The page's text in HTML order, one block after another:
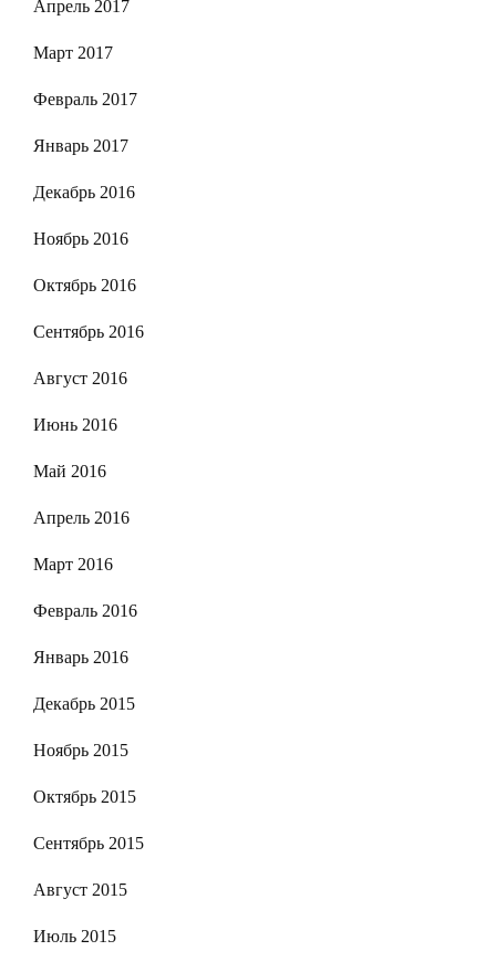
Апрель 2017
Март 2017
Февраль 2017
Январь 2017
Декабрь 2016
Ноябрь 2016
Октябрь 2016
Сентябрь 2016
Август 2016
Июнь 2016
Май 2016
Апрель 2016
Март 2016
Февраль 2016
Январь 2016
Декабрь 2015
Ноябрь 2015
Октябрь 2015
Сентябрь 2015
Август 2015
Июль 2015